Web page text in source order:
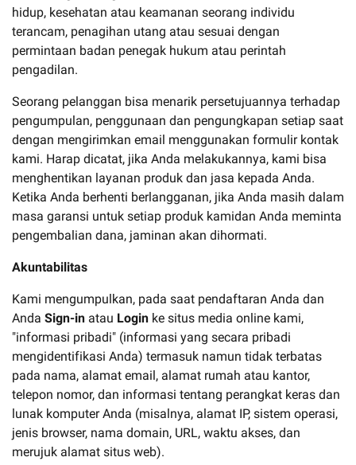
hidup, kesehatan atau keamanan seorang individu
terancam, penagihan utang atau sesuai dengan
permintaan badan penegak hukum atau perintah
pengadilan.
Seorang pelanggan bisa menarik persetujuannya terhadap
pengumpulan, penggunaan dan pengungkapan setiap saat
dengan mengirimkan email menggunakan formulir kontak
kami. Harap dicatat, jika Anda melakukannya, kami bisa
menghentikan layanan produk dan jasa kepada Anda.
Ketika Anda berhenti berlangganan, jika Anda masih dalam
masa garansi untuk setiap produk kamidan Anda meminta
pengembalian dana, jaminan akan dihormati.
Akuntabilitas
Kami mengumpulkan, pada saat pendaftaran Anda dan
Anda Sign-in atau Login ke situs media online kami,
"informasi pribadi" (informasi yang secara pribadi
mengidentifikasi Anda) termasuk namun tidak terbatas
pada nama, alamat email, alamat rumah atau kantor,
telepon nomor, dan informasi tentang perangkat keras dan
lunak komputer Anda (misalnya, alamat IP, sistem operasi,
jenis browser, nama domain, URL, waktu akses, dan
merujuk alamat situs web).